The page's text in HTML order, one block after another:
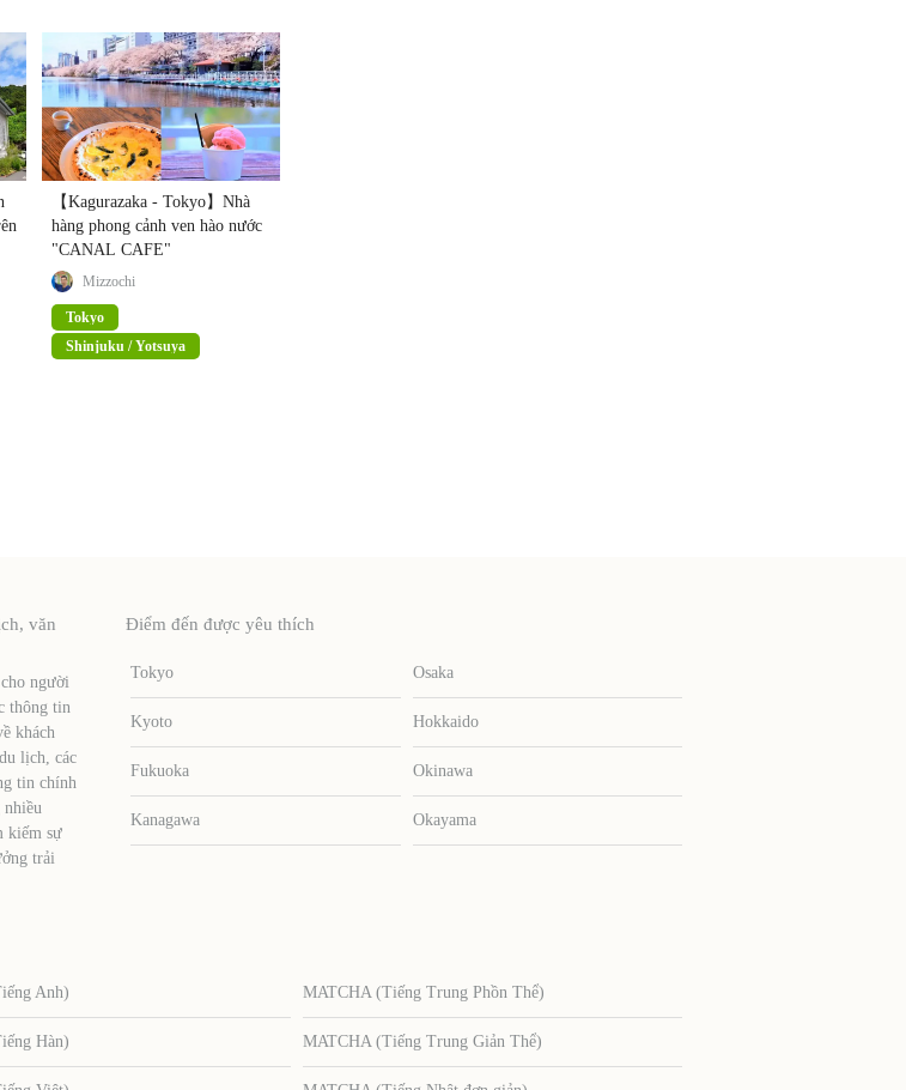
【Kagurazaka - Tokyo】Nhà
hàng phong cảnh ven hào nước
"CANAL CAFE"
Mizzochi
Tokyo
Shinjuku / Yotsuya
văn
người
thông tin
khách
lịch, các
tin chính
kiếm sự
trải
Điểm đến được yêu thích
Tokyo Osaka
Kyoto Hokkaido
Fukuoka Okinawa
Kanagawa Okayama
Anh) MATCHA (Tiếng Trung Phồn Thể)
Hàn) MATCHA (Tiếng Trung Giản Thể)